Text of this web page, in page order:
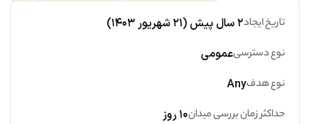
تاریخ ایجاد۲ سال پیش (۲۱ شهریور ۱۴۰۳
)
نوع دسترسیعمومی
نوع هدفAny
حداکثر زمان بررسی میدان۱۰ روز